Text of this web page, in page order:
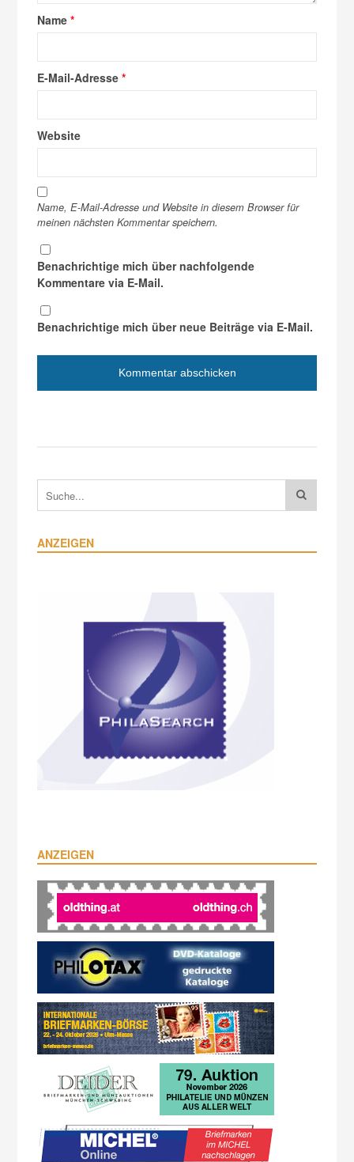
Name*
E-Mail-Adresse*
Website
Name, E-Mail-Adresse und Website in diesem Browser für
meinen nächsten Kommentar speichern.
Benachrichtige mich über nachfolgende
Kommentare via E-Mail.
Benachrichtige mich über neue Beiträge via E-Mail.
ANZEIGEN
ANZEIGEN